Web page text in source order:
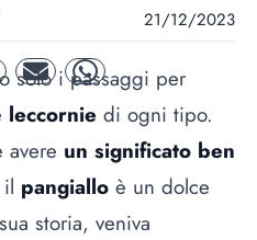
21/12/2023
mail whatsapp
solo i passaggi per
leccornie di ogni tipo.
un significato ben
pangiallo è un dolce
storia, veniva